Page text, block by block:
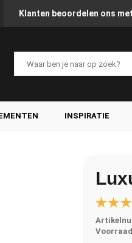
Klanten beoordelen ons
INSPIRATIE